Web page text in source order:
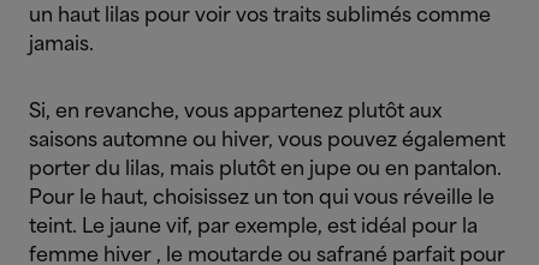
un haut lilas pour voir vos traits sublimés comme
jamais.
Si, en revanche, vous appartenez plutôt aux
saisons automne ou hiver, vous pouvez également
porter du lilas, mais plutôt en jupe ou en pantalon.
Pour le haut, choisissez un ton qui vous réveille le
teint. Le jaune vif, par exemple, est idéal pour la
femme hiver , le moutarde ou safrané parfait pour